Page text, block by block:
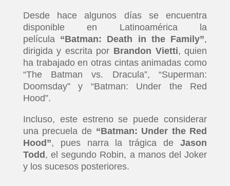
Desde hace algunos días se encuentra
disponible en Latinoamérica la
película “Batman: Death in the Family”,
dirigida y escrita por Brandon Vietti, quien
ha trabajado en otras cintas animadas como
“The Batman vs. Dracula”, “Superman:
Doomsday” y “Batman: Under the Red
Hood”.
Incluso, este estreno se puede considerar
una precuela de “Batman: Under the Red
Hood”, pues narra la trágica de Jason
Todd , el segundo Robin, a manos del Joker
y los sucesos posteriores.